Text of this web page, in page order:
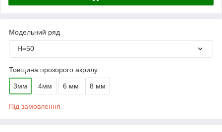
Модельний ряд
Н=50
Товщина прозорого акрилу
3мм 4мм 6 мм 8 мм
Під замовлення